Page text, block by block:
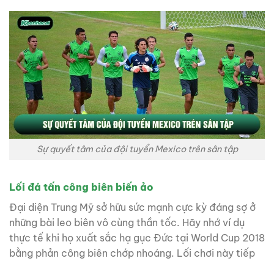
Sự quyết tâm của đội tuyển Mexico trên sân tập
Lối đá tấn công biên biến ảo
Đại diện Trung Mỹ sở hữu sức mạnh cực kỳ đáng sợ ở
những bài leo biên vô cùng thần tốc. Hãy nhớ ví dụ
thực tế khi họ xuất sắc hạ gục Đức tại World Cup 2018
bằng phản công biên chớp nhoáng. Lối chơi này tiếp